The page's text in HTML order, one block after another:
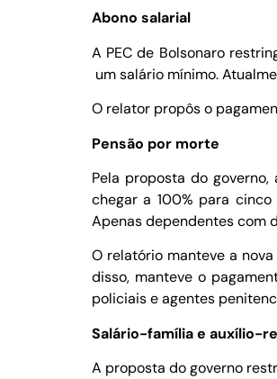
Abono salarial
A PEC de Bolsonaro
um salário mínimo.
O relator propôs o
Pensão por morte
Pela proposta do
chegar a 100% para
Apenas dependentes com
O relatório manteve a
disso, manteve o
policiais e agentes
Salário-família e auxílio-
A proposta do governo